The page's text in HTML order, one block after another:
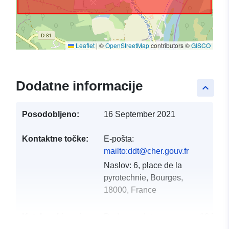
Leaflet | ©OpenStreetMapcontributors ©GISCO
keyboard_arrow_up
Dodatne informacije
Posodobljeno: 16 September 2021
Kontaktne točke:
E-pošta:
mailto:ddt@cher.gouv.fr
Naslov: 6, place de la
pyrotechnie, Bourges,
18000, France